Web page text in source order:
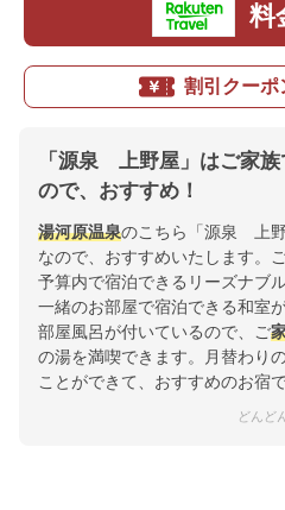
料
割引クーポ
「源泉 上野屋」はご家
ので、おすすめ！
湯河原温泉のこちら「源泉 上
なので、おすすめいたします。
予算内で宿泊できるリーズナブ
一緒のお部屋で宿泊できる和室
部屋風呂が付いているので、ご
の湯を満喫できます。月替わり
ことができて、おすすめのお宿で
どんど